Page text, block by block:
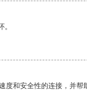
和安全性的连接，并帮